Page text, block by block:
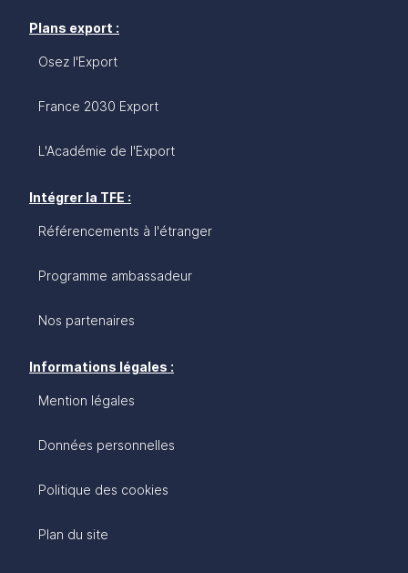
Plans export :
Osez l'Export
France 2030 Export
L'Académie de l'Export
Intégrer la TFE :
Référencements à l'étranger
Programme ambassadeur
Nos partenaires
Informations légales :
Mention légales
Données personnelles
Politique des cookies
Plan du site